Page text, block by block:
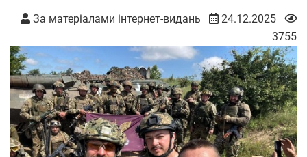
За матеріалами інтернет-видань
24.12.2025
3755